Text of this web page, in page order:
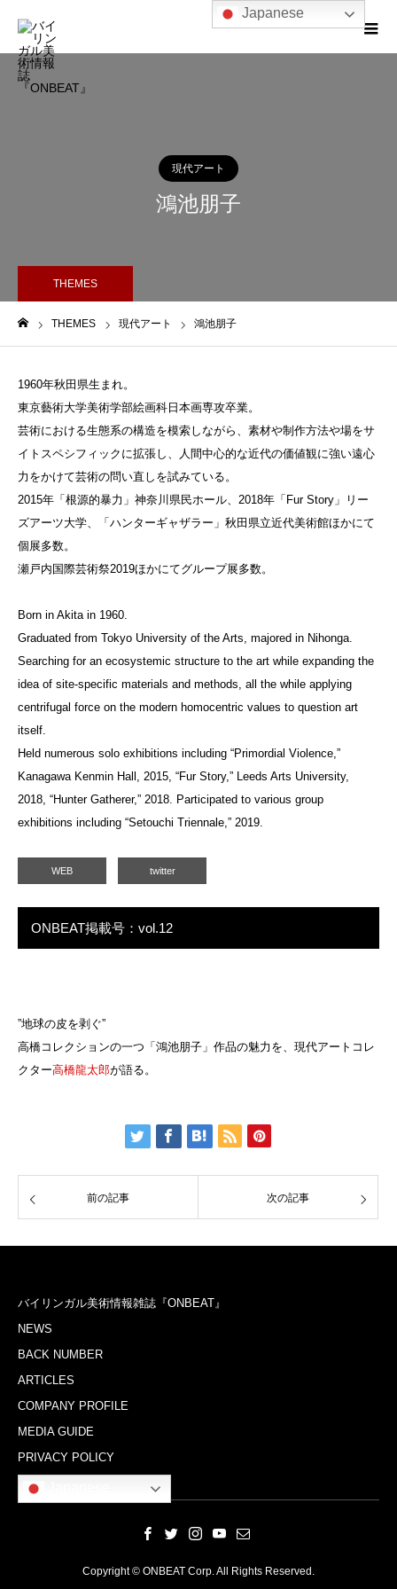
現代アート
鴻池朋子
THEMES
THEMES 現代アート 鴻池朋子
1960年秋田県生まれ。
東京藝術大学美術学部絵画科日本画専攻卒業。
芸術における生態系の構造を模索しながら、素材や制作方法や場をサ
イトスペシフィックに拡張し、人間中心的な近代の価値観に強い遠心
力をかけて芸術の問い直しを試みている。
2015年「根源的暴力」神奈川県民ホール、2018年「Fur Story」リー
ズアーツ大学、「ハンターギャザラー」秋田県立近代美術館ほかにて
個展多数。
瀬戸内国際芸術祭2019ほかにてグループ展多数。
Born in Akita in 1960.
Graduated from Tokyo University of the Arts, majored in Nihonga.
Searching for an ecosystemic structure to the art while expanding the
idea of site-specific materials and methods, all the while applying
centrifugal force on the modern homocentric values to question art
itself.
Held numerous solo exhibitions including “Primordial Violence,”
Kanagawa Kenmin Hall, 2015, “Fur Story,” Leeds Arts University,
2018, “Hunter Gatherer,” 2018. Participated to various group
exhibitions including “Setouchi Triennale,” 2019.
WEB twitter
ONBEAT掲載号：vol.12
”地球の皮を剥ぐ”
高橋コレクションの一つ「鴻池朋子」作品の魅力を、現代アートコレ
クター高橋龍太郎が語る。
前の記事 次の記事
バイリンガル美術情報雑誌『ONBEAT』
NEWS
BACK NUMBER
ARTICLES
COMPANY PROFILE
MEDIA GUIDE
PRIVACY POLICY
Copyright © ONBEAT Corp. All Rights Reserved.
Japanese